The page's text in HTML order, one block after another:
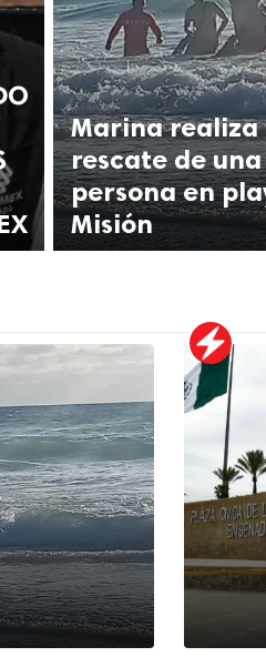
Marina realiza
rescate de una
persona en
Misión